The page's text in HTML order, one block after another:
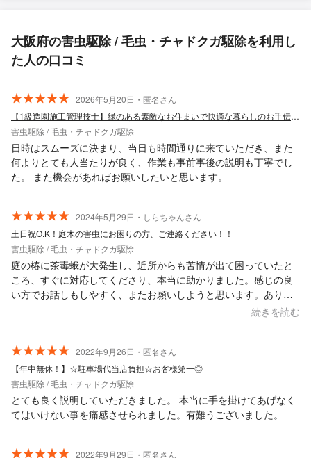
大阪府の害虫駆除 / 毛虫・チャドクガ駆除を利用し
た人の口コミ
2026年5月20日・匿名さん
【1級造園施工管理技士】緑のある素敵なお住まいで快適な暮らしのお手伝い！
害虫駆除 / 毛虫・チャドクガ駆除
日時はスムーズに決まり、当日も時間通りに来ていただき、また
何よりとても人当たりが良く、作業も事前事後の説明も丁寧でし
た。 また機会があればお願いしたいと思います。
2024年5月29日・しらちゃんさん
土日祝O.K！庭木の害虫にお困りの方、ご連絡ください！！
害虫駆除 / 毛虫・チャドクガ駆除
庭の椿に茶毒蛾が大発生し、近所からも苦情が出て困っていたと
ころ、すぐに対応してくださり、本当に助かりました。感じの良
い方でお話しもしやすく、またお願いしようと思います。ありが
続きを読む
2022年9月26日・匿名さん
【年中無休！】☆駐車場代当店負担☆お客様第一◎
害虫駆除 / 毛虫・チャドクガ駆除
とても良く説明していただきました。 本当に手を掛けてあげなく
てはいけない事を痛感させられました。有難うございました。
2022年9月29日・匿名さん